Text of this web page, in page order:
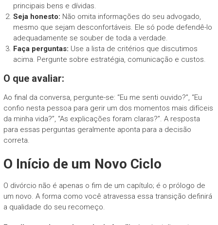
principais bens e dívidas.
Seja honesto: Não omita informações do seu advogado,
mesmo que sejam desconfortáveis. Ele só pode defendê-lo
adequadamente se souber de toda a verdade.
Faça perguntas: Use a lista de critérios que discutimos
acima. Pergunte sobre estratégia, comunicação e custos.
O que avaliar:
Ao final da conversa, pergunte-se: “Eu me senti ouvido?”, “Eu
confio nesta pessoa para gerir um dos momentos mais difíceis
da minha vida?”, “As explicações foram claras?”. A resposta
para essas perguntas geralmente aponta para a decisão
correta.
O Início de um Novo Ciclo
O divórcio não é apenas o fim de um capítulo; é o prólogo de
um novo. A forma como você atravessa essa transição definirá
a qualidade do seu recomeço.